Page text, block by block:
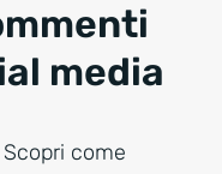
media
come